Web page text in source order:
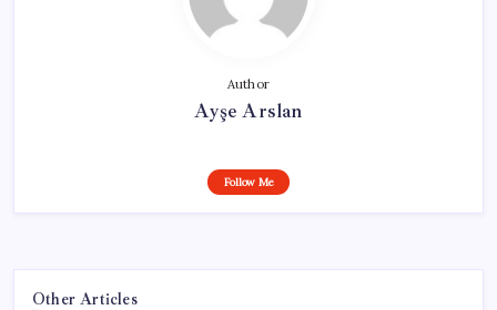
Author
Ayşe Arslan
Follow Me
Other Articles